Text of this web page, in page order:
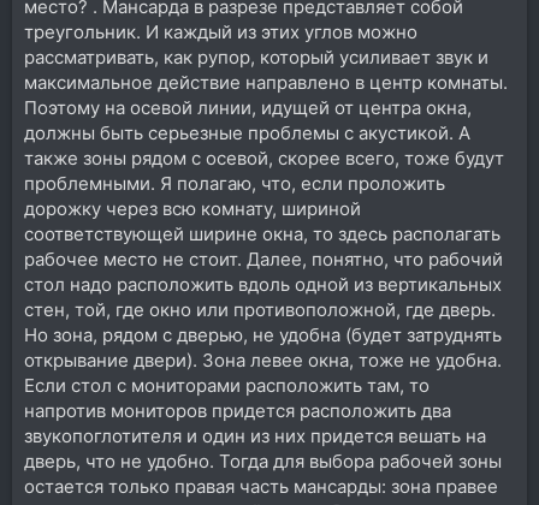
место? . Мансарда в разрезе представляет собой
треугольник. И каждый из этих углов можно
рассматривать, как рупор, который усиливает звук и
максимальное действие направлено в центр комнаты.
Поэтому на осевой линии, идущей от центра окна,
должны быть серьезные проблемы с акустикой. А
также зоны рядом с осевой, скорее всего, тоже будут
проблемными. Я полагаю, что, если проложить
дорожку через всю комнату, шириной
соответствующей ширине окна, то здесь располагать
рабочее место не стоит. Далее, понятно, что рабочий
стол надо расположить вдоль одной из вертикальных
стен, той, где окно или противоположной, где дверь.
Но зона, рядом с дверью, не удобна (будет затруднять
открывание двери). Зона левее окна, тоже не удобна.
Если стол с мониторами расположить там, то
напротив мониторов придется расположить два
звукопоглотителя и один из них придется вешать на
дверь, что не удобно. Тогда для выбора рабочей зоны
остается только правая часть мансарды: зона правее